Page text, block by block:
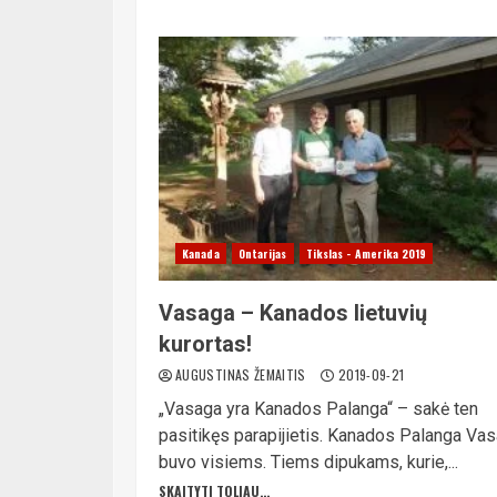
Kanada Ontarijas Tikslas - Amerika 2019
Vasaga – Kanados lietuvių
kurortas!
AUGUSTINAS ŽEMAITIS 2019-09-21
„Vasaga yra Kanados Palanga“ – sakė ten
pasitikęs parapijietis. Kanados Palanga
buvo visiems. Tiems dipukams, kurie,...
SKAITYTI TOLIAU...